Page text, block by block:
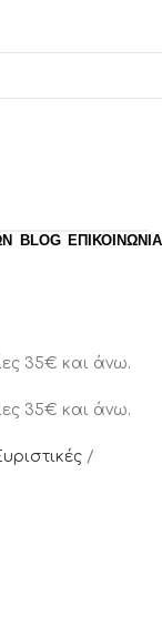
BLOG ΕΠΙΚΟΙΝΩΝΙΑ
35€ και άνω.
35€ και άνω.